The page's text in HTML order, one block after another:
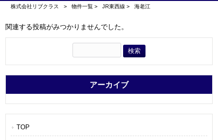
株式会社リブクラス > 物件一覧 > JR東西線 > 海老江
関連する投稿がみつかりませんでした。
アーカイブ
TOP